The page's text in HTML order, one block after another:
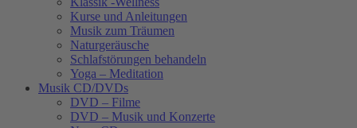
Kurse und Anleitungen
Musik zum Träumen
Naturgeräusche
Schlafstörungen behandeln
Yoga – Meditation
Musik CD/DVDs
DVD – Filme
DVD – Musik und Konzerte